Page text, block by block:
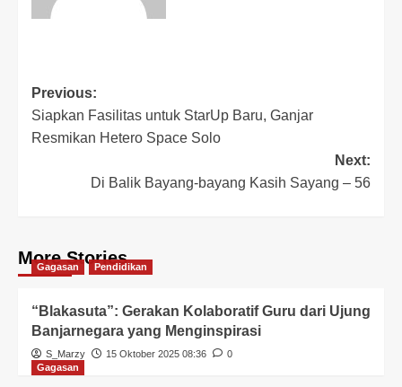
Previous:
Siapkan Fasilitas untuk StarUp Baru, Ganjar
Resmikan Hetero Space Solo
Next:
Di Balik Bayang-bayang Kasih Sayang – 56
More Stories
Gagasan Pendidikan
“Blakasuta”: Gerakan Kolaboratif Guru dari Ujung
Banjarnegara yang Menginspirasi
S_Marzy 15 Oktober 2025 08:36
0
Gagasan